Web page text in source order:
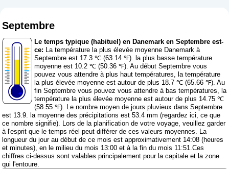
Septembre
Le temps typique (habituel) en Danemark en Septembre est-
ce: La température la plus élevée moyenne Danemark à
Septembre est 17.3 ℃ (63.14 ℉). la plus basse température
moyenne est 10.2 ℃ (50.36 ℉). Au début Septembre vous
pouvez vous attendre à plus haut températures, la température
la plus élevée moyenne est autour de plus 18.7 ℃ (65.66 ℉). Au
fin Septembre vous pouvez vous attendre à bas températures, la
température la plus élevée moyenne est autour de plus 14.75 ℃
(58.55 ℉). Le nombre moyen de jours pluvieux dans Septembre
est 13.9. la moyenne des précipitations est 53.4 mm (regardez ici, ce que
ce nombre signifie). Lors de la planification de votre voyage, veuillez garder
à l'esprit que le temps réel peut différer de ces valeurs moyennes. La
longueur du jour au début de ce mois est approximativement 14:08 (heures
et minutes), en le milieu du mois 13:00 et à la fin du mois 11:51.Ces
chiffres ci-dessus sont valables principalement pour la capitale et la zone
qui l'entoure.